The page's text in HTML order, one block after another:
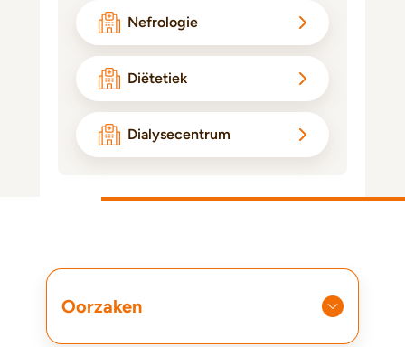
Nefrologie
Diëtetiek
Dialysecentrum
Oorzaken